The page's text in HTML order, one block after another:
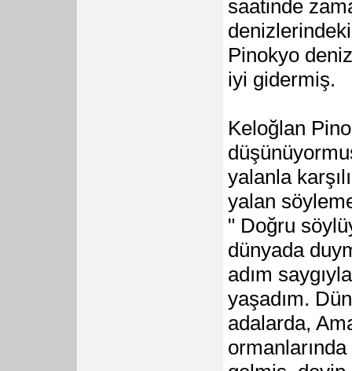
saatinde
Pinokyo
iyi gidermiş.
Keloğlan
yalanla
yalan
" Doğru
dünyada
adım
yaşadım.
adalarda,